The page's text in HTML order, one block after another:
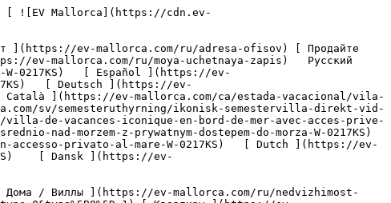
[ Отель ](https://ev-mallorca.com/ru/kommercheskaya-nedvizhimost?type%5B0%5D=7) [ Промышленность ](https://ev-mallorca.com/ru/kommercheskaya-nedvizhimost?type%5B0%5D=8) [ Инвестиция ](https://ev-mallorca.com/ru/kommercheskaya-nedvizhimost?type%5B0%5D=9) [ Гастрономия ](https://ev-mallorca.com/ru/kommercheskaya-nedvizhimost?type%5B0%5D=10) [ Земельный участок ](https://ev-mallorca.com/ru/kommercheskaya-nedvizhimost?type%5B0%5D=11) [ Офис ](https://ev-mallorca.com/ru/kommercheskaya-nedvizhimost?type%5B0%5D=12) [ Другие ](https://ev-mallorca.com/ru/kommercheskaya-nedvizhimost?type%5B0%5D=13) [ Магазин ](https://ev-mallorca.com/ru/kommercheskaya-nedvizhimost?type%5B0%5D=14) 

 [ Новострои ](https://ev-mallorca.com/ru/novostroi-mayorka) 

 [ О нас ](https://ev-mallorca.com/ru/o-nas) 

 [ О Майорке ](https://ev-mallorca.com/ru/o-mayorke) 

 [ Продайте свою недвижимость ](https://ev-mallorca.com/ru/prodat-nedvizhimost-mayorka) 

 [ Контакт ](https://ev-mallorca.com/ru/adresa-ofisov) 

   [ Моя учетная запись ](https://ev-mallorca.com/ru/moya-uchetnaya-zapis) 

 [   Позвоните нам по телефону +34 971 01 63 55   ](tel:+34971016355) 

             ![Исконная вилла прямо на берегу моря с частным выходом к морю-1](https://cdn.ev-mallorca.com/images/properties/40a8e2ed-016a-4dd5-9b92-26b3cde7c0dd/1d635191-cf23-46ed-9e65-5530f41caffb.jpg?width=858&height=650&crop=true&crop_gravity=northwest&format=webp&quality=80)  

         ![Исконная вилла прямо на берегу моря с частным выходом к морю-2](https://cdn.ev-mallorca.com/images/properties/40a8e2ed-016a-4dd5-9b92-26b3cde7c0dd/c55e6be9-fb70-4346-8893-b40ebb529b63.jpg?width=858&height=650&crop=true&crop_gravity=northwest&format=webp&quality=80)  

         ![Исконная вилла прямо на берегу моря с частным выходом к морю-3](https://cdn.ev-mallorca.com/images/properties/40a8e2ed-016a-4dd5-9b92-26b3cde7c0dd/36402acb-1407-402f-a0e1-53ea27a63291.jpg?width=858&height=650&crop=true&crop_gravity=northwest&format=webp&quality=80)  

         ![Исконная вилла прямо на берегу моря с частным выходом к морю-4](https://cdn.ev-mallorca.com/images/properties/40a8e2ed-016a-4dd5-9b92-26b3cde7c0dd/99bc4973-3dc9-41e2-aa33-73e41dafe844.jpg?width=858&height=650&crop=true&crop_gravity=north